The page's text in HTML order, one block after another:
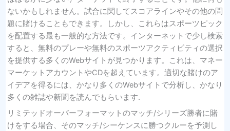
ないかもしれません。試合に関してスコアラインやその他の問
題に賭けることもできます。しかし、これらはスポーツピック
を配置する最も一般的な方法です。インターネットで少し検索
すると、無料のプレーや無料のスポーツアクティビティの選択
を提供する多くのWebサイトが見つかります。これは、マネー
マーケットアカウントやCDを超えています。適切な賭けのア
イデアを得るには、かなり多くのWebサイトで分析し、かなり
多くの雑誌や新聞を読んでもらいます.
リミテッドオーバーフォーマットのマッチ/シリーズ勝者に賭
けをする場合、そのマッチ/シーケンスに勝つクルーを予測し